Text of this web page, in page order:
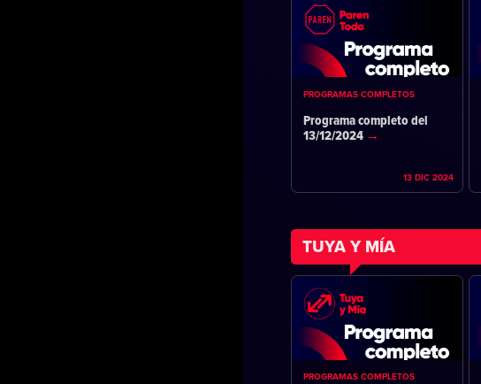
PROGRAMAS COMPLETOS
Programa completo del
13/12/2024
13 DIC 2024
TUYA Y MÍA
PROGRAMAS COMPLETOS